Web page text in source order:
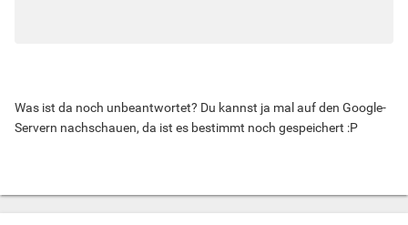
Was ist da noch unbeantwortet? Du kannst ja mal auf den Google-
Servern nachschauen, da ist es bestimmt noch gespeichert :P